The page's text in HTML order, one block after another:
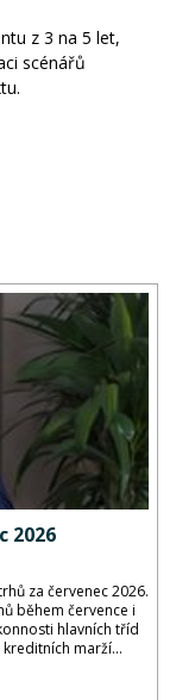
z 3 na 5 let,
scénářů
2026
za červenec 2026.
během července i
hlavních tříd
marží...